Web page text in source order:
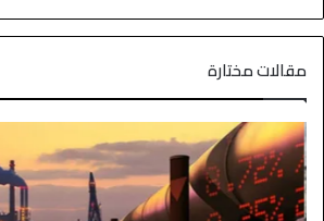
مقالات مختارة